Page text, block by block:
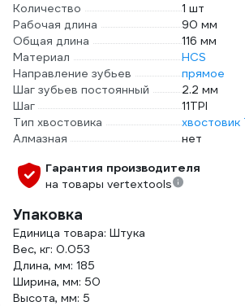
Количество
1 шт
Рабочая длина
90 мм
Общая длина
116 мм
Материал
HСS
Направление зубьев
прямое
Шаг зубьев постоянный
2.2 мм
Шаг
11TPI
Тип хвостовика
хвостовик
Алмазная
нет
Гарантия производителя
на товары vertextools
Упаковка
Единица товара: Штука
Вес, кг: 0.053
Длина, мм: 185
Ширина, мм: 50
Высота, мм: 5